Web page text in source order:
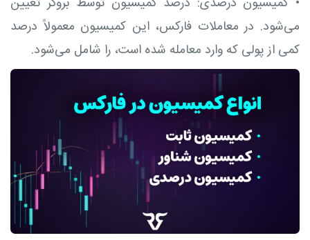
می‌شود. در معاملات فارکس، این کمیسیون معمولاً درصد
کمی از پولی که وارد معامله شده است، را شامل می‌شود.